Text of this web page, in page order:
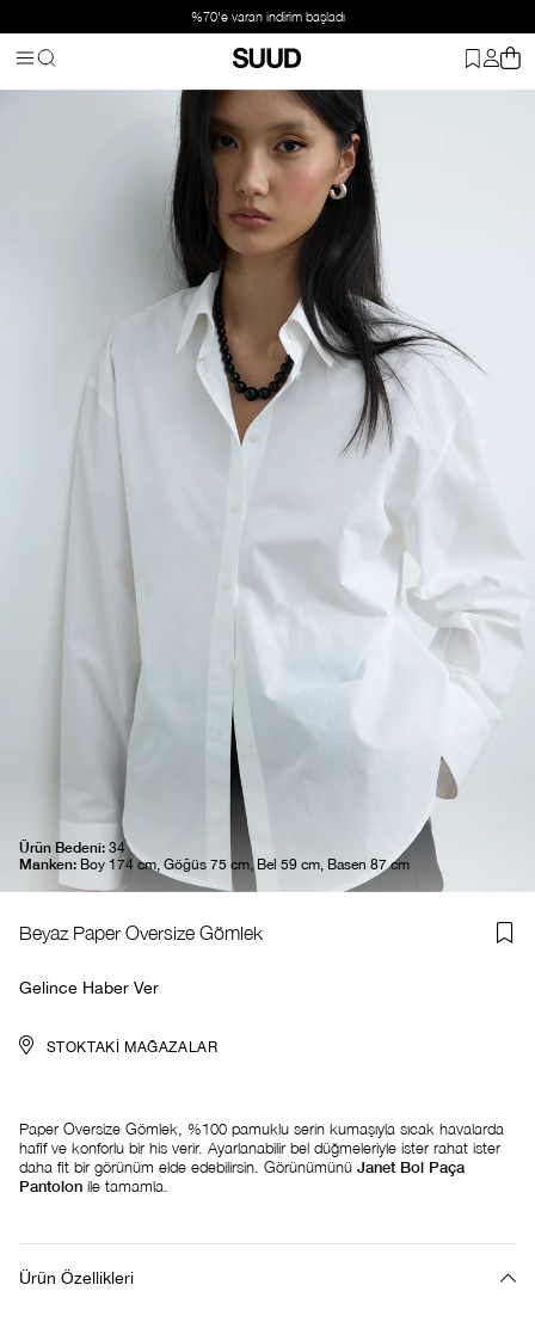
%70'e varan indirim başladı
Üst Giyim Gömlek Beyaz Paper Oversize
Ürün Bedeni: 34
Manken: Boy 174 cm, Göğüs 75 cm, Bel 59 cm, Basen 87 cm
Beyaz Paper Oversize Gömlek
Gelince Haber Ver
STOKTAKI MAĞAZALAR
Paper Oversize Gömlek, %100 pamuklu serin kumaşıyla sıcak havalarda
hafif ve konforlu bir his verir. Ayarlanabilir bel düğmeleriyle ister rahat ister
daha fit bir görünüm elde edebilirsin. Görünümünü Janet Bol Paça
Pantolon ile tamamla.
Ürün Özellikleri